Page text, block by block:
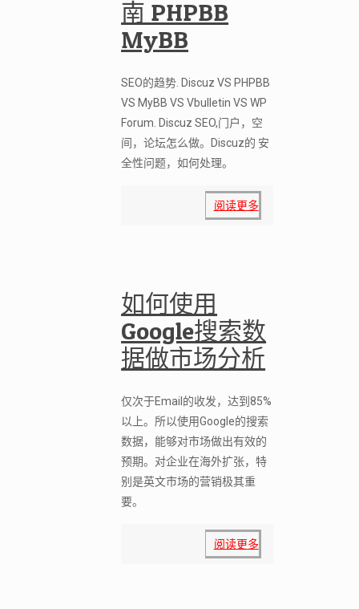
南 PHPBB
MyBB
SEO的趋势. Discuz VS PHPBB
VS MyBB VS Vbulletin VS WP
Forum. Discuz SEO,门户，空
间，论坛怎么做。Discuz的 安
全性问题，如何处理。
阅读更多
如何使用
Google搜索数
据做市场分析
仅次于Email的收发，达到85%
以上。所以使用Google的搜索
数据，能够对市场做出有效的
预期。对企业在海外扩张，特
别是英文市场的营销极其重
要。
阅读更多